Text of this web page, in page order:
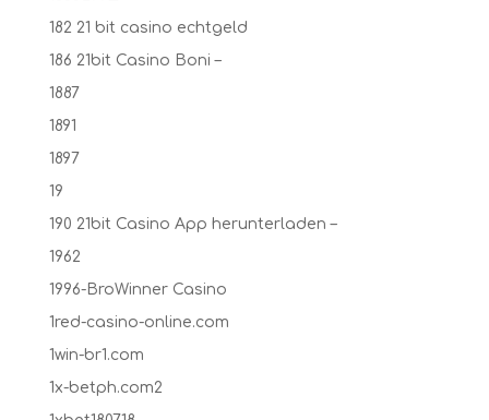
182 21 bit casino echtgeld
186 21bit Casino Boni –
1887
1891
1897
19
190 21bit Casino App herunterladen –
1962
1996-BroWinner Casino
1red-casino-online.com
1win-br1.com
1x-betph.com2